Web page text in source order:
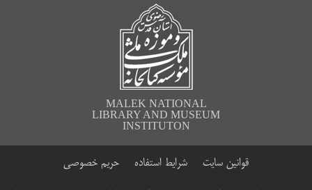
MALEK NATIONAL
LIBRARY AND MUSEUM
INSTITUTON
قوانین سایت شرایط استفاده حریم خصوصی